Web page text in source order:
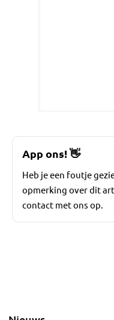
App ons!👋
Heb je een foutje
opmerking over dit
contact met ons op.